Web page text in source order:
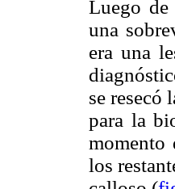
Luego de
una
era una
se resecó
para la
momento
los